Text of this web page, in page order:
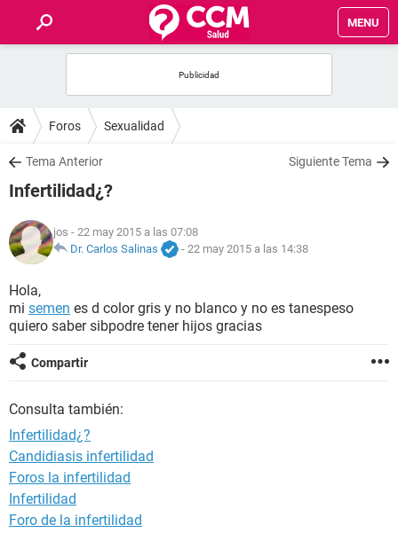
MENU
FOROS
SALUD
NUTRICIÓN
BIENESTAR
Foros Sexualidad
Tema Anterior Siguiente Tema
Infertilidad¿?
jos - 22 may 2015 a las 07:08
Dr. Carlos Salinas
- 22 may 2015 a las 14:38
Hola,
mi semen es d color gris y no blanco y no es tanespeso
quiero saber sibpodre tener hijos gracias
Compartir
Consulta también:
Infertilidad¿?
Candidiasis infertilidad
Foros la infertilidad
Infertilidad
Foro de la infertilidad